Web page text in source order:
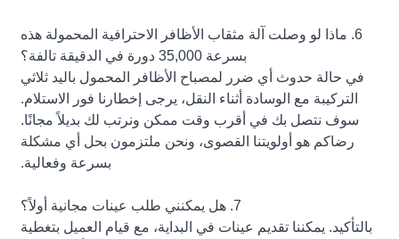
6. ماذا لو وصلت آلة مثقاب الأظافر الاحترافية المحمولة هذه
بسرعة 35,000 دورة في الدقيقة تالفة؟
في حالة حدوث أي ضرر لمصباح الأظافر المحمول باليد ثلاثي
التركيبة مع الوسادة أثناء النقل، يرجى إخطارنا فور الاستلام.
سوف نتصل بك في أقرب وقت ممكن ونرتب لك بديلاً مجانًا.
رضاكم هو أولويتنا القصوى، ونحن ملتزمون بحل أي مشكلة
بسرعة وفعالية.
7. هل يمكنني طلب عينات مجانية أولاً؟
بالتأكيد. يمكننا تقديم عينات في البداية، مع قيام العميل بتغطية